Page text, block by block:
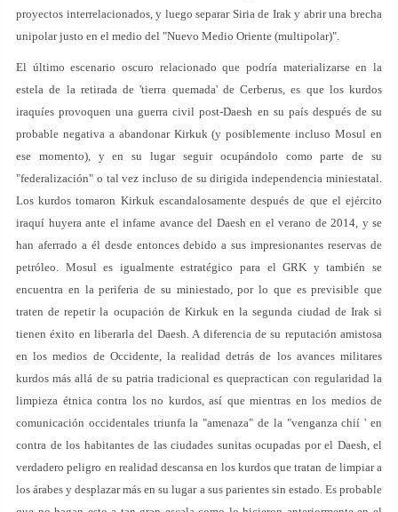
proyectos interrelacionados, y luego separar Siria de Irak y abrir una brecha
unipolar justo en el medio del "Nuevo Medio Oriente (multipolar)".
El último escenario oscuro relacionado que podría materializarse en la
estela de la retirada de 'tierra quemada' de Cerberus, es que los kurdos
iraquíes provoquen una guerra civil post-Daesh en su país después de su
probable negativa a abandonar Kirkuk (y posiblemente incluso Mosul en
ese momento), y en su lugar seguir ocupándolo como parte de su
"federalización" o tal vez incluso de su dirigida independencia miniestatal.
Los kurdos tomaron Kirkuk escandalosamente después de que el ejército
iraquí huyera ante el infame avance del Daesh en el verano de 2014, y se
han aferrado a él desde entonces debido a sus impresionantes reservas de
petróleo. Mosul es igualmente estratégico para el GRK y también se
encuentra en la periferia de su miniestado, por lo que es previsible que
traten de repetir la ocupación de Kirkuk en la segunda ciudad de Irak si
tienen éxito en liberarla del Daesh. A diferencia de su reputación amistosa
en los medios de Occidente, la realidad detrás de los avances militares
kurdos más allá de su patria tradicional es quepractican con regularidad la
limpieza étnica contra los no kurdos, así que mientras en los medios de
comunicación occidentales triunfa la "amenaza" de la "venganza chií ' en
contra de los habitantes de las ciudades sunitas ocupadas por el Daesh, el
verdadero peligro en realidad descansa en los kurdos que tratan de limpiar a
los árabes y desplazar más en su lugar a sus parientes sin estado. Es probable